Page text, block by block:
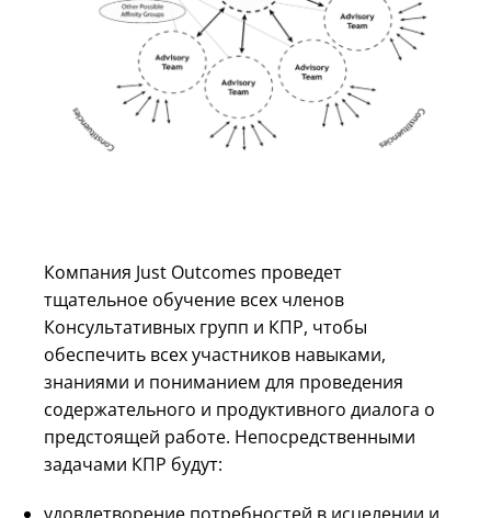
Компания Just Outcomes проведет
тщательное обучение всех членов
Консультативных групп и КПР, чтобы
обеспечить всех участников навыками,
знаниями и пониманием для проведения
содержательного и продуктивного диалога о
предстоящей работе. Непосредственными
задачами КПР будут: